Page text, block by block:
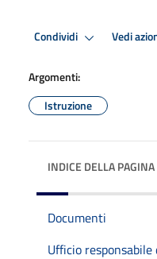
Condividi Vedi
Argomenti:
Istruzione
INDICE DELLA PAGINA
Documenti
Ufficio